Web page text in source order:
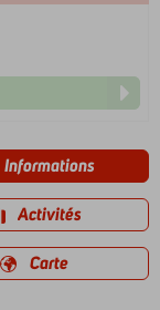
Informations
Activités
Carte